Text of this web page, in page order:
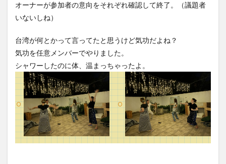
オーナーが参加者の意向をそれぞれ確認して終了。（議題者
いないしね）
台湾が何とかって言ってたと思うけど気功だよね？
気功を任意メンバーでやりました。
シャワーしたのに体、温まっちゃったよ。